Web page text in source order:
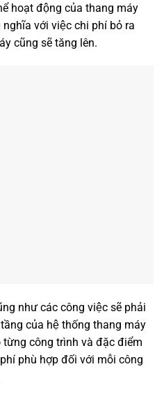
hoạt động của thang máy
với việc chi phí bỏ ra
cũng sẽ tăng lên.
như các công việc sẽ phải
của hệ thống thang máy
công trình và đặc điểm
phù hợp đối với mỗi công